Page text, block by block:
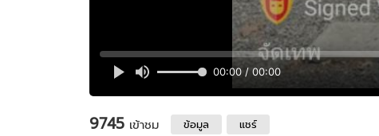
9745 เข้าชม ข้อมูล แชร์